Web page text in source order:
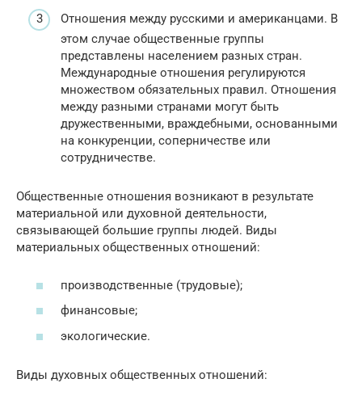
Отношения между русскими и американцами. В
этом случае общественные группы
представлены населением разных стран.
Международные отношения регулируются
множеством обязательных правил. Отношения
между разными странами могут быть
дружественными, враждебными, основанными
на конкуренции, соперничестве или
сотрудничестве.
Общественные отношения возникают в результате
материальной или духовной деятельности,
связывающей большие группы людей. Виды
материальных общественных отношений:
производственные (трудовые);
финансовые;
экологические.
Виды духовных общественных отношений: